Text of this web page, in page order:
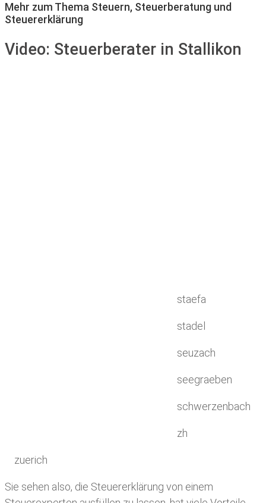
Mehr zum Thema Steuern, Steuerberatung und
Steuererklärung
Video: Steuerberater in Stallikon
staefa
stadel
seuzach
seegraeben
schwerzenbach
zh
zuerich
Sie sehen also, die Steuererklärung von einem